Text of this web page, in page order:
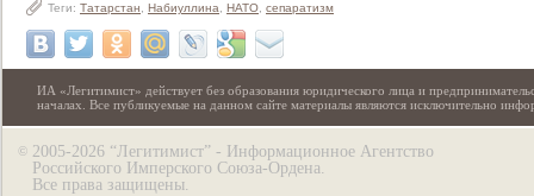
Теги: Татарстан Набиуллина НАТО сепаратизм
ИА «Легитимист» действует без образования юридического лица и
началах. Все публикуемые на данном сайте материалы являются исключительно
© 2005-2026 “Легитимист” - Информационное Агентство
Российского Имперского Союза-Ордена.
Все права защищены.